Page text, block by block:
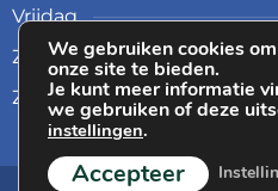
Vrijdag
Zaterdag
Zondag
We gebruiken cookies
onze site te bieden.
Je kunt meer informatie
we gebruiken of deze
instellingen.
Accepteer